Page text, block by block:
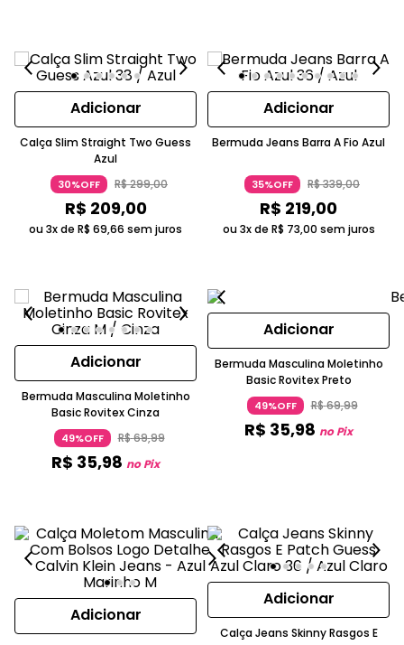
Adicionar
Calça Slim Straight Two Guess
Azul
30%OFF R$299,00
R$ 209,00
ou 3x de R$ 69,66 sem juros
Adicionar
Bermuda Jeans Barra A Fio Azul
35%OFF R$339,00
R$ 219,00
ou 3x de R$ 73,00 sem juros
Adicionar
Bermuda Masculina Moletinho
Basic Rovitex Cinza
49%OFF R$69,99
R$ 35,98 no Pix
Adicionar
Bermuda Masculina Moletinho
Basic Rovitex Preto
49%OFF R$69,99
R$ 35,98 no Pix
Adicionar
Adicionar
Calça Jeans Skinny Rasgos E